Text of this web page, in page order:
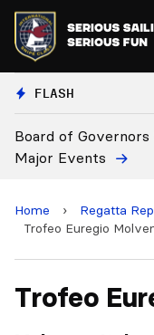
FLASH
Board Approves
Home › Regatta
Trofeo Euregio
Trofeo